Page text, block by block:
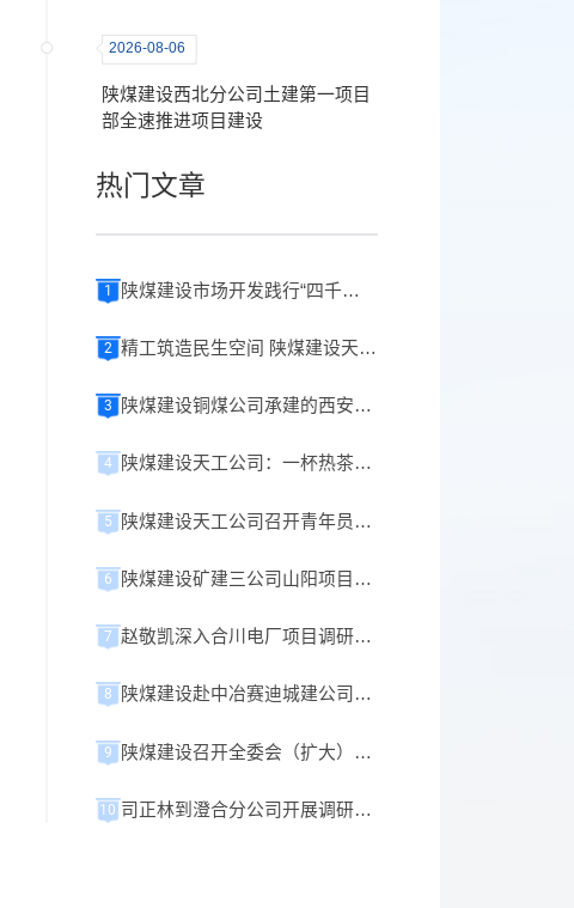
2026-08-06
陕煤建设西北分公司土建第一项目
部全速推进项目建设
热门文章
1 陕煤建设市场开发践行“四千精神”攻坚纪实
2 精工筑造民生空间 陕煤建设天工公司承建榆林化学小厂前区餐厅正式开业！
3 陕煤建设铜煤公司承建的西安重装铜川煤机液压支架数字智能化生产车间项目全面开工
4 陕煤建设天工公司：一杯热茶暖人心 细微服务显真情
5 陕煤建设天工公司召开青年员工座谈会
6 陕煤建设矿建三公司山阳项目提升系统成功试运行
7 赵敬凯深入合川电厂项目调研指导工作
8 陕煤建设赴中冶赛迪城建公司、重庆路之生科技公司开展座谈交流
9 陕煤建设召开全委会（扩大）会议
10 司正林到澄合分公司开展调研并进行旁听督导